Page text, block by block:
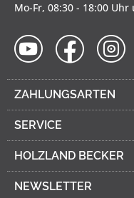
Mo-Fr, 08:30 - 18:00
ZAHLUNGSARTEN
SERVICE
HOLZLAND BECKER
NEWSLETTER